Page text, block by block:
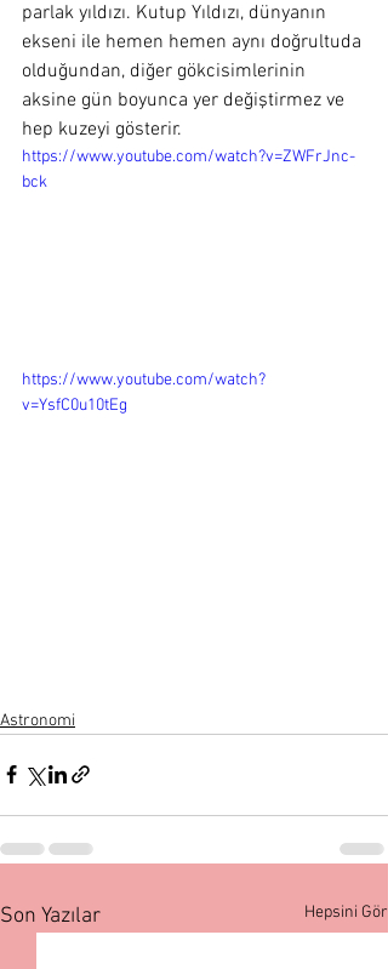
parlak yıldızı. Kutup Yıldızı, dünyanın
ekseni ile hemen hemen aynı doğrultuda
olduğundan, diğer gökcisimlerinin
aksine gün boyunca yer değiştirmez ve
hep kuzeyi gösterir.
https://www.youtube.com/watch?v=ZWFrJnc-
bck
https://www.youtube.com/watch?
v=YsfC0u10tEg
Astronomi
Son Yazılar Hepsini Gör